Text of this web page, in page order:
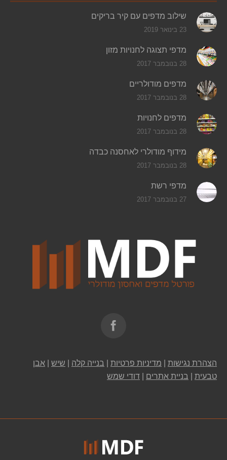
שילוב מדפים עם קיר בריקים
23 בינואר 2019
מדפי תצוגה לחנויות מזון
28 בנובמבר 2017
מדפים מודולריים
28 בנובמבר 2017
מדפים לחנויות
28 בנובמבר 2017
מידוף מודולרי לאחסנה כבדה
28 בנובמבר 2017
מדפי רשת
27 בנובמבר 2017
הצהרת נגישות מדיניות פרטיות בנייה קלה שיש
אבן
טבעית
בניית אתרים דודי שמש